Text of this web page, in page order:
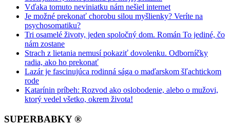
Vďaka tomuto neviniatku nám nešiel internet
Je možné prekonať chorobu silou myšlienky? Veríte na
psychosomatiku?
Tri osamelé životy, jeden spoločný dom. Román To jediné, čo
nám zostane
Strach z lietania nemusí pokaziť dovolenku. Odborníčky
radia, ako ho prekonať
Lazár je fascinujúca rodinná sága o maďarskom šľachtickom
rode
Katarínin príbeh: Rozvod ako oslobodenie, alebo o mužovi,
ktorý vedel všetko, okrem života!
SUPERBABKY ®